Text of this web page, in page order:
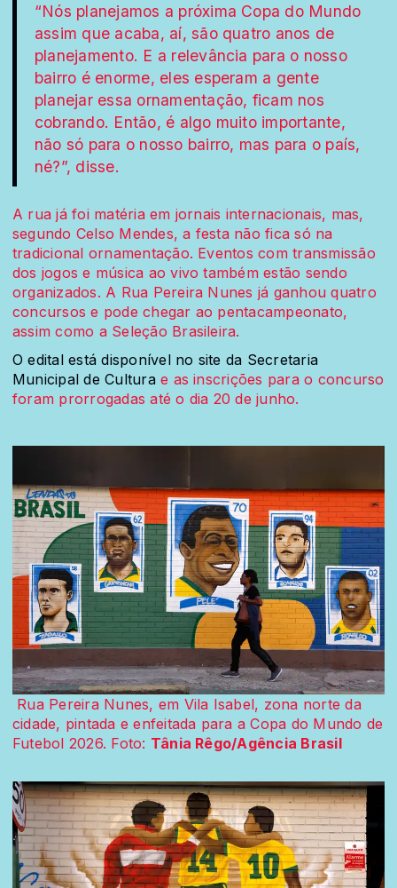
“Nós planejamos a próxima Copa do Mundo
assim que acaba, aí, são quatro anos de
planejamento. E a relevância para o nosso
bairro é enorme, eles esperam a gente
planejar essa ornamentação, ficam nos
cobrando. Então, é algo muito importante,
não só para o nosso bairro, mas para o país,
né?”, disse.
A rua já foi matéria em jornais internacionais, mas,
segundo Celso Mendes, a festa não fica só na
tradicional ornamentação. Eventos com transmissão
dos jogos e música ao vivo também estão sendo
organizados. A Rua Pereira Nunes já ganhou quatro
concursos e pode chegar ao pentacampeonato,
assim como a Seleção Brasileira.
O edital está disponível no site da Secretaria
Municipal de Culturae as inscrições para o concurso
foram prorrogadas até o dia 20 de junho.
Rua Pereira Nunes, em Vila Isabel, zona norte da
cidade, pintada e enfeitada para a Copa do Mundo de
Futebol 2026. Foto: Tânia Rêgo/Agência Brasil